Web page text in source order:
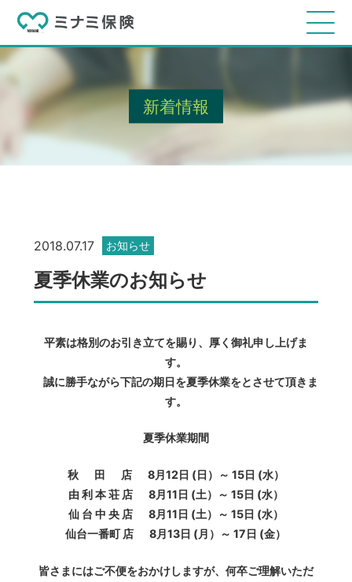
新着情報
2018.07.17 お知らせ
夏季休業のお知らせ
平素は格別のお引き立てを賜り、厚く御礼申し上げま
す。
誠に勝手ながら下記の期日を夏季休業をとさせて頂きま
す。
夏季休業期間
秋 田 店 8月12日 (日）～ 15日 (水）
由 利 本 荘 店 8月11日 (土）～ 15日 (水）
仙 台 中 央 店 8月11日 (土）～ 15日 (水）
仙台一番町 店 8月13日 (月）～ 17日 (金）
皆さまにはご不便をおかけしますが、何卒ご理解いただ